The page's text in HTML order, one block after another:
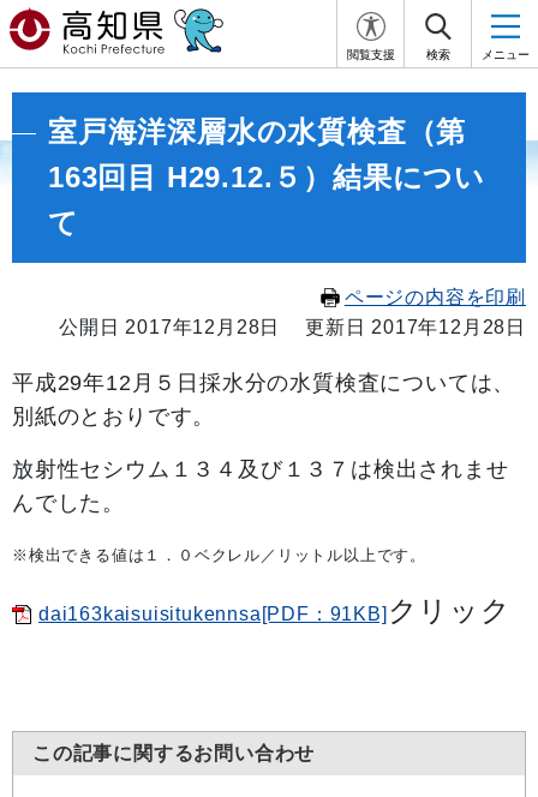
閲覧支援 検索 メニュー
室戸海洋深層水の水質検査（第
163回目 H29.12.５）結果につい
て
ページの内容を印刷
公開日 2017年12月28日
更新日 2017年12月28日
平成29年12月５ 日採水分の水質検査については、
別紙のとおりです。
放射性セシウム１３４及び１３７は検出されませ
んでした。
※検出できる値は１．０ベクレル／リットル以上です。
dai163kaisuisitukennsa[PDF：91KB] クリック
この記事に関するお問い合わせ